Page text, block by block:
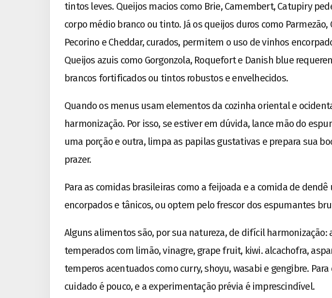
tintos leves. Queijos macios como Brie, Camembert, Catupiry
corpo médio branco ou tinto. Já os queijos duros como Parmezão,
Pecorino e Cheddar, curados, permitem o uso de vinhos
Queijos azuis como Gorgonzola, Roquefort e Danish blue
brancos fortificados ou tintos robustos e envelhecidos.
Quando os menus usam elementos da cozinha oriental e
harmonização. Por isso, se estiver em dúvida, lance mão do
uma porção e outra, limpa as papilas gustativas e prepara sua
prazer.
Para as comidas brasileiras como a feijoada e a comida de dendê
encorpados e tânicos, ou optem pelo frescor dos espumantes
Alguns alimentos são, por sua natureza, de difícil harmonização:
temperados com limão, vinagre, grape fruit, kiwi. alcachofra,
temperos acentuados como curry, shoyu, wasabi e gengibre. Para
cuidado é pouco, e a experimentação prévia é imprescindível.